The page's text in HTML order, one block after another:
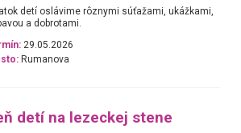
detí oslávime rôznymi súťažami, ukážkami,
a dobrotami.
29.05.2026
Rumanova
detí na lezeckej stene